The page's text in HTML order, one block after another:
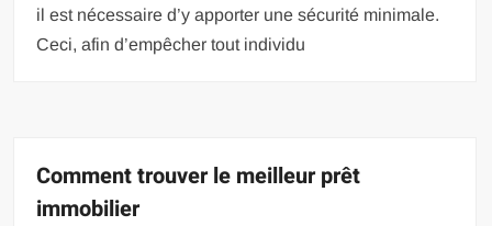
il est nécessaire d’y apporter une sécurité minimale.
Ceci, afin d’empêcher tout individu
Comment trouver le meilleur prêt
immobilier